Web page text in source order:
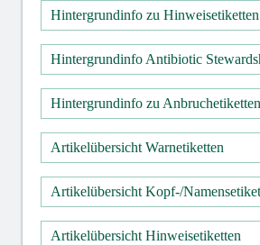
Hintergrundinfo zu Hinweisetiketten
Hintergrundinfo Antibiotic
Hintergrundinfo zu Anbruchetiketten
Artikelübersicht Warnetiketten
Artikelübersicht Kopf-/
Artikelübersicht Hinweisetiketten